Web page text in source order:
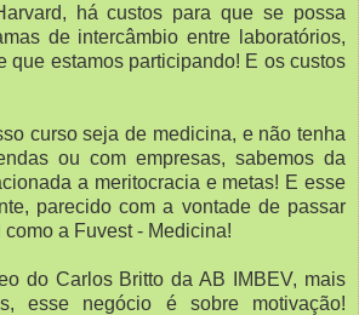
há custos para que se possa
de intercâmbio entre laboratórios,
que estamos participando! E os custos
curso seja de medicina, e não tenha
ou com empresas, sabemos da
a meritocracia e metas! E esse
parecido com a vontade de passar
a Fuvest - Medicina!
do Carlos Britto da AB IMBEV, mais
esse negócio é sobre motivação!